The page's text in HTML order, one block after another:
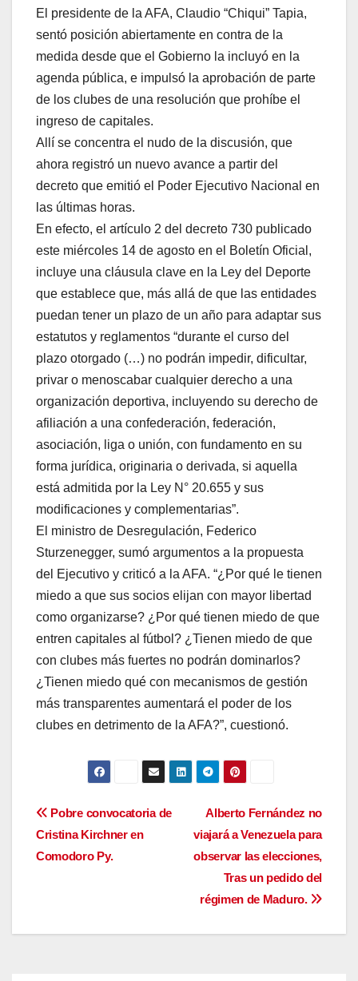
El presidente de la AFA, Claudio “Chiqui” Tapia,
sentó posición abiertamente en contra de la
medida desde que el Gobierno la incluyó en la
agenda pública, e impulsó la aprobación de parte
de los clubes de una resolución que prohíbe el
ingreso de capitales.
Allí se concentra el nudo de la discusión, que
ahora registró un nuevo avance a partir del
decreto que emitió el Poder Ejecutivo Nacional en
las últimas horas.
En efecto, el artículo 2 del decreto 730 publicado
este miércoles 14 de agosto en el Boletín Oficial,
incluye una cláusula clave en la Ley del Deporte
que establece que, más allá de que las entidades
puedan tener un plazo de un año para adaptar sus
estatutos y reglamentos “durante el curso del
plazo otorgado (…) no podrán impedir, dificultar,
privar o menoscabar cualquier derecho a una
organización deportiva, incluyendo su derecho de
afiliación a una confederación, federación,
asociación, liga o unión, con fundamento en su
forma jurídica, originaria o derivada, si aquella
está admitida por la Ley N° 20.655 y sus
modificaciones y complementarias”.
El ministro de Desregulación, Federico
Sturzenegger, sumó argumentos a la propuesta
del Ejecutivo y criticó a la AFA. “¿Por qué le tienen
miedo a que sus socios elijan con mayor libertad
como organizarse? ¿Por qué tienen miedo de que
entren capitales al fútbol? ¿Tienen miedo de que
con clubes más fuertes no podrán dominarlos?
¿Tienen miedo qué con mecanismos de gestión
más transparentes aumentará el poder de los
clubes en detrimento de la AFA?”, cuestionó.
Navegación
de
Alberto Fernández no
viajará a Venezuela para
observar las elecciones,
Tras un pedido del
régimen de Maduro.
Pobre convocatoria de
Cristina Kirchner en
Comodoro Py.